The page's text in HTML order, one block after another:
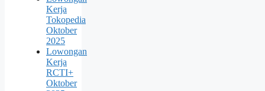
Kerja
Tokopedia
Oktober
2025
Lowongan
Kerja
RCTI+
Oktober